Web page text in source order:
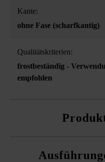
Kante:
ohne Fase (scharfkantig)
Qualitätskriterien:
frostbeständig -
empfohlen
möglich, bei den